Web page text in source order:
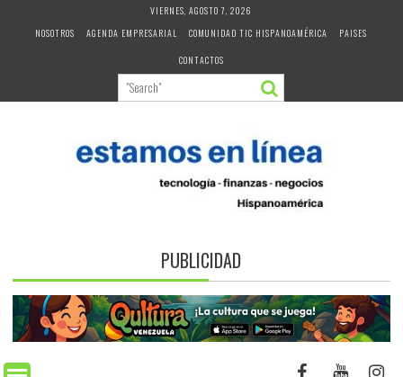
VIERNES, AGOSTO 7, 2026
NOSOTROS
AGENDA EMPRESARIAL COMUNIDAD TIC HISPANOAMÉRICA
PAISES
CONTACTOS
PUBLICIDAD